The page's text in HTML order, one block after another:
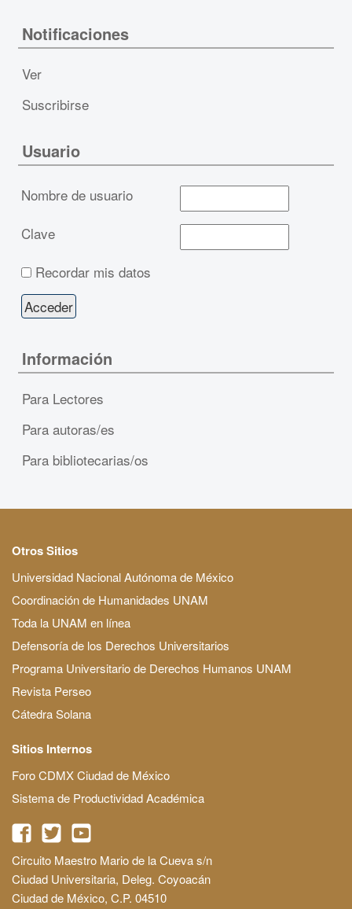
Notificaciones
Ver
Suscribirse
Usuario
Nombre de usuario
Clave
Recordar mis datos
Información
Para Lectores
Para autoras/es
Para bibliotecarias/os
Otros Sitios
Universidad Nacional Autónoma de México
Coordinación de Humanidades UNAM
Toda la UNAM en línea
Defensoría de los Derechos Universitarios
Programa Universitario de Derechos Humanos UNAM
Revista Perseo
Cátedra Solana
Sitios Internos
Foro CDMX Ciudad de México
Sistema de Productividad Académica
Circuito Maestro Mario de la Cueva s/n
Ciudad Universitaria, Deleg. Coyoacán
Ciudad de México, C.P. 04510